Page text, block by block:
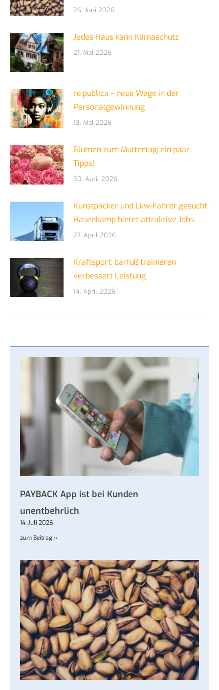
26. Juni 2026
Jedes Haus kann Klimaschutz
21. Mai 2026
re:publica – neue Wege in der
Personalgewinnung
13. Mai 2026
Blumen zum Muttertag: ein paar
Tipps!
30. April 2026
Kunstpacker und Lkw-Fahrer gesucht:
Hasenkamp bietet attraktive Jobs
27. April 2026
Kraftsport: barfuß trainieren
verbessert Leistung
14. April 2026
PAYBACK App ist bei Kunden
unentbehrlich
14. Juli 2026
zum Beitrag »